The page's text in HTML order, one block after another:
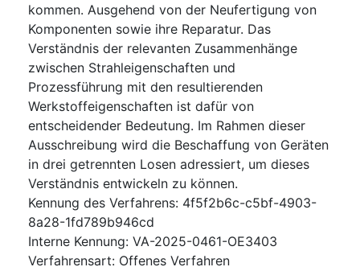
kommen. Ausgehend von der Neufertigung von
Komponenten sowie ihre Reparatur. Das
Verständnis der relevanten Zusammenhänge
zwischen Strahleigenschaften und
Prozessführung mit den resultierenden
Werkstoffeigenschaften ist dafür von
entscheidender Bedeutung. Im Rahmen dieser
Ausschreibung wird die Beschaffung von Geräten
in drei getrennten Losen adressiert, um dieses
Verständnis entwickeln zu können.
Kennung des Verfahrens: 4f5f2b6c-c5bf-4903-
8a28-1fd789b946cd
Interne Kennung: VA-2025-0461-OE3403
Verfahrensart: Offenes Verfahren